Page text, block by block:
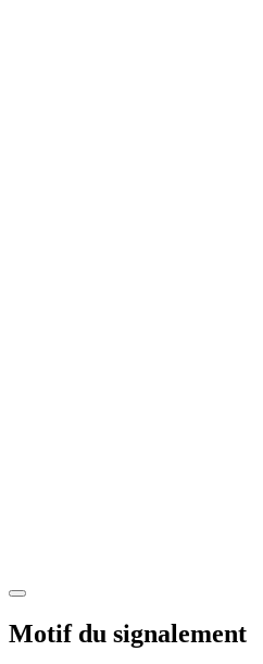
Motif du signalement